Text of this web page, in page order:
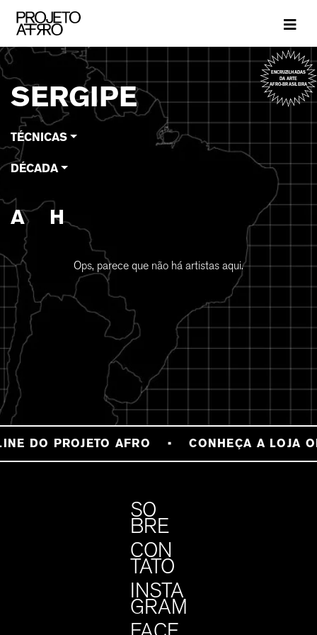
Brand
ENCRUZILHADAS
DA ARTE
AFRO-BRASILEIRA
SERGIPE
TÉCNICAS
DÉCADA
A H
Ops, parece que não há artistas aqui.
DO PROJETO AFRO CONHEÇA A LOJA
SO
BRE
CON
TATO
INSTA
GRAM